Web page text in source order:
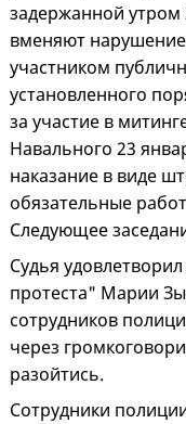
задержанной
вменяют
участником
установленного
за участие в
Навального 23
наказание в виде
обязательные
Следующее
Судья
протеста" Марии
сотрудников
через
разойтись.
Сотрудники